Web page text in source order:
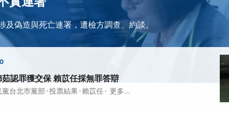
及偽造與死亡連署，遭檢方調查、約談。
認罪獲交保 賴苡任採無罪答辯
黨台北市黨部 ·投票結果 · 賴苡任· 更多...